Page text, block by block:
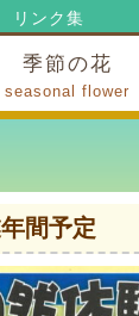
リンク集
季節の花
seasonal flower
間予定